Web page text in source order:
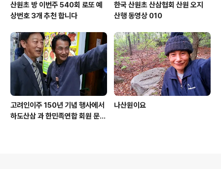
산원초 방 이번주 540회 로또 예
상번호 3개 추천 합니다
한국 산원초 산삼협회 산원 오지
산행 동영상 010
고려인이주 150년 기념 행사에서
하도산삼 과 한민족연합 회원 문효
나산원이요